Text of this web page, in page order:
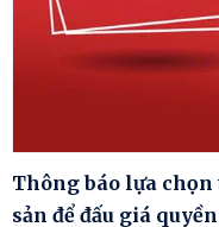
Thông báo lựa
sản để đấu giá